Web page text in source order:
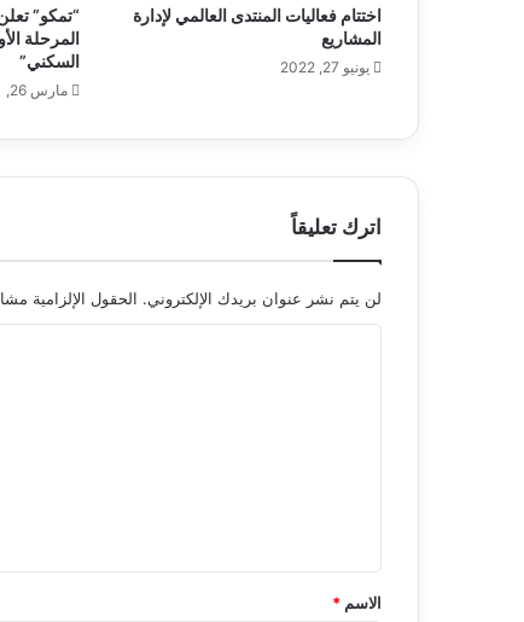
اختتام فعاليات المنتدى العالمي لإدارة
المشاريع
يونيو 27, 2022
المرحلة
السكني”
مارس 26, 2021
اترك تعليقاً
لن يتم نشر عنوان بريدك الإلكتروني. الحقول الإلزامية
*
الاسم *